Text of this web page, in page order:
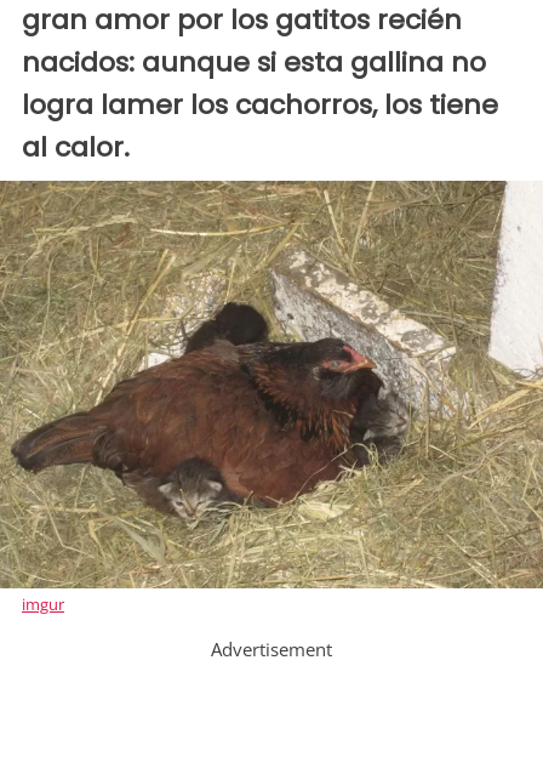
gran amor por los gatitos recién
nacidos: aunque si esta gallina no
logra lamer los cachorros, los tiene
al calor.
imgur
Advertisement